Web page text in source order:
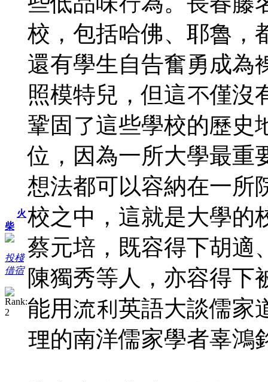
火
柴
投棧
借宿
校，包括哈佛、耶魯，
還有學生自告奮勇成為
照模特兒，但這不僅沒
鞏固了這些學校的歷史
位，因為一所大學最重
想法都可以容納在一所
校之中，這就是大學的
蔡元培，既容得下胡適
陳獨秀等人，亦容得下
能用流利英語大談儒家
理的南洋儒家學者辜鴻